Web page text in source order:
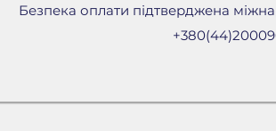
Безпека оплати підтверджена